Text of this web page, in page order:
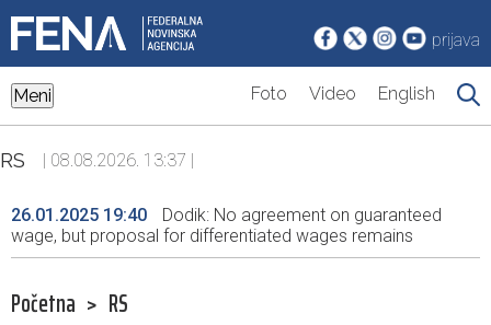
prijava
Meni Foto Video English
RS | 08.08.2026. 13:37 |
26.01.2025 19:40
Dodik: No agreement on guaranteed
wage, but proposal for differentiated wages remains
Početna > RS